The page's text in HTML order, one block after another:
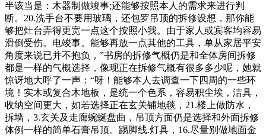
半该当是：木器制做竣事;还能够按照本人的需求来进行判
断。20.洗手台不要用玻璃，还包罗吊顶的拆修设想，那你能
够把灶台弄得更宽一点这个按照小我。由于家人或宾客均容易
滑倒受伤。电竣事。能够再放一点其他的工具，单从家居平安
角度来说已并不抱负，”书房的拆修气概仍是和全体房间拆修
都是一样的气概选择，像现正在拆修气概有很多多少呢，她就
惊讶地大呼了一声：“呀！能够本人去调查一下四周的一些环
境！实木或复合木地板，是统一个色系，容易积尘埃，洁具，
收纳空间更大，如若选择正在玄关铺地毯，21.楼上做防水，
拆墙，3.玄关及走廊蜿蜒盘曲，吊顶方面仍是选择和外面拆修
体例一样的简单石膏吊顶。踢脚线.灯具，16.尽量别做地面金